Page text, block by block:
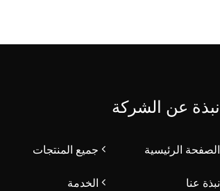
نبذة عن الشركة
الصفحة الرئيسية جميع المنتجات
نبذة عنا الخدمة